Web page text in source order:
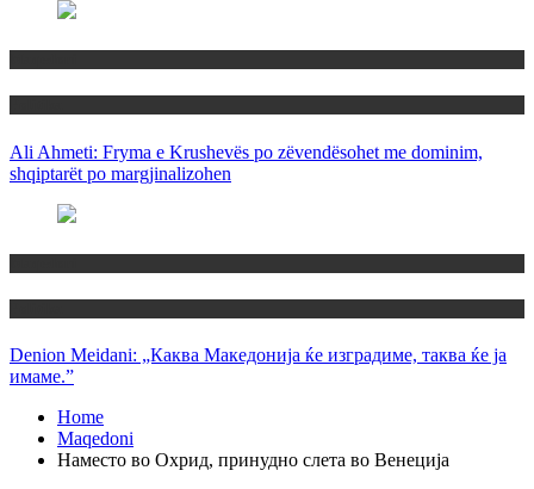
Ali Ahmeti: Fryma e Krushevës po zëvendësohet me dominim,
shqiptarët po margjinalizohen
Denion Meidani: „Каква Македонија ќе изградиме, таква ќе ја
имаме.”
Home
Maqedoni
Наместо во Охрид, принудно слета во Венеција